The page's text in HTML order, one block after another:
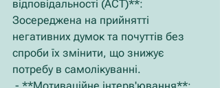
відповідальності (ACT)**:
Зосереджена на прийнятті
негативних думок та почуттів без
спроби їх змінити, що знижує
потребу в самолікуванні.